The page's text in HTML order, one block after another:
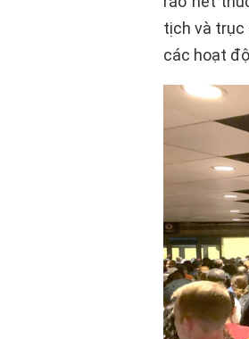
tịch và trục
các hoạt